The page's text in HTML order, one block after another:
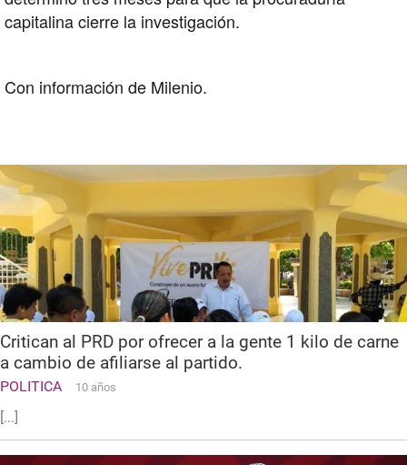
capitalina cierre la investigación.
Con información de Milenio.
Critican al PRD por ofrecer a la gente 1 kilo de carne
a cambio de afiliarse al partido.
POLITICA 10 años
[...]